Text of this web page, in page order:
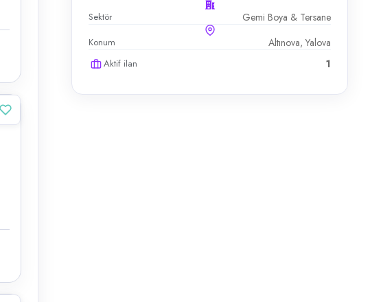
Sektör Gemi Boya & Tersane
Konum Altınova, Yalova
Aktif ilan 1